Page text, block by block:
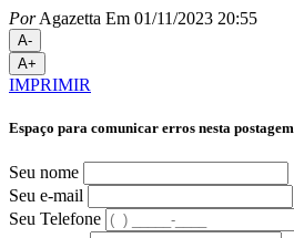
PorAgazetta Em 01/11/2023 20:55
A-
A+
IMPRIMIR
Espaço para comunicar erros nesta postagem
Seu nome
Seu e-mail
Seu Telefone